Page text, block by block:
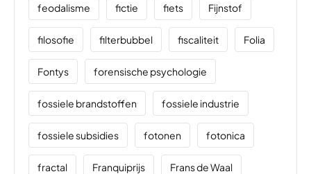
feodalisme fictie fiets Fijnstof
filosofie filterbubbel fiscaliteit Folia
Fontys forensische psychologie
fossiele brandstoffen fossiele industrie
fossiele subsidies fotonen fotonica
fractal Franquiprijs Frans de Waal